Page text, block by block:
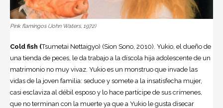
Pink flamingos (John Waters, 1972)
Cold fish (Tsumetai Nettaigyo) (Sion Sono, 2010). Yukio, el dueño de
una tienda de peces, le da trabajo a la díscola hija adolescente de un
matrimonio no muy vivaz. Yukio es un monstruo que invade las
vidas de la joven familia: seduce y somete a la insatisfecha mujer,
casi esclaviza al débil esposo y lo hace partícipe de sus crímenes,
que no terminan con la muerte ya que a Yukio le gusta disecar